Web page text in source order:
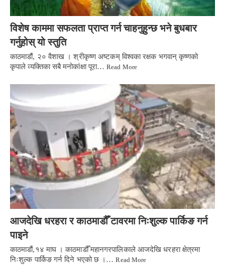
विशेष काममा सफलता प्राप्त गर्न चाहनुहुन्छ भने बुधबार
गर्नुहोस् यो स्तुति
काठमाडौं, २० वैशाख । श्रीकृष्ण अष्टकम् विश्वका रक्षक भगवान् कृष्णको
कृपाले व्यक्तिका सबै मनोकांक्षा पूरा…Read More
आजदेखि धरहरा र काठमाडौँ टावरमा निःशुल्क पार्किङ गर्न
पाइने
काठमाडौं,१४ माघ । काठमाडौँ महानगरपालिकाले आजदेखि धरहरा क्षेत्रमा
निःशुल्क पार्किङ गर्न दिने भएको छ ।…Read More